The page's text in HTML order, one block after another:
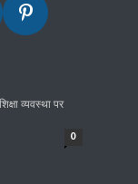
व्यवस्था पर
0